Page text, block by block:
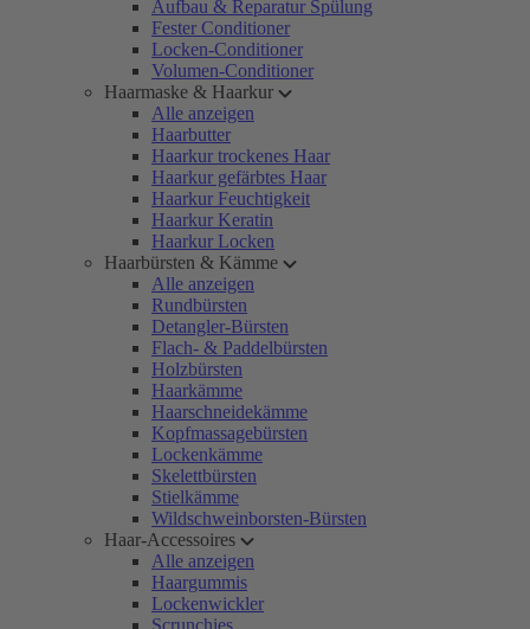
Aufbau & Reparatur Spülung
Fester Conditioner
Locken-Conditioner
Volumen-Conditioner
Haarmaske & Haarkur
Alle anzeigen
Haarbutter
Haarkur trockenes Haar
Haarkur gefärbtes Haar
Haarkur Feuchtigkeit
Haarkur Keratin
Haarkur Locken
Haarbürsten & Kämme
Alle anzeigen
Rundbürsten
Detangler-Bürsten
Flach- & Paddelbürsten
Holzbürsten
Haarkämme
Haarschneidekämme
Kopfmassagebürsten
Lockenkämme
Skelettbürsten
Stielkämme
Wildschweinborsten-Bürsten
Haar-Accessoires
Alle anzeigen
Haargummis
Lockenwickler
Scrunchies